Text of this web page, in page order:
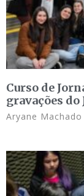
Curso de
gravações
Aryane Machado